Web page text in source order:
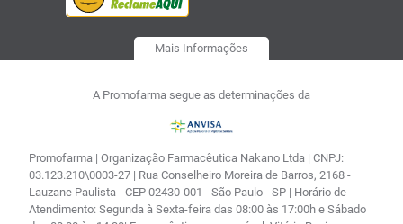
Mais Informações
A Promofarma segue as determinações da
Promofarma | Organização Farmacêutica Nakano Ltda | CNPJ:
03.123.210\0003-27 | Rua Conselheiro Moreira de Barros, 2168 -
Lauzane Paulista - CEP 02430-001 - São Paulo - SP | Horário de
Atendimento: Segunda à Sexta-feira das 08:00 às 17:00h e Sábado